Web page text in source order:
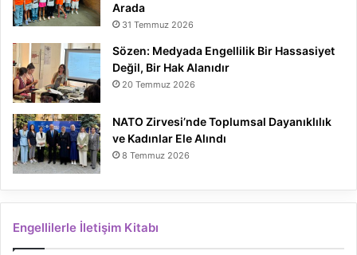
Arada
31 Temmuz 2026
Sözen: Medyada Engellilik Bir Hassasiyet
Değil, Bir Hak Alanıdır
20 Temmuz 2026
NATO Zirvesi’nde Toplumsal Dayanıklılık
ve Kadınlar Ele Alındı
8 Temmuz 2026
Engellilerle İletişim Kitabı